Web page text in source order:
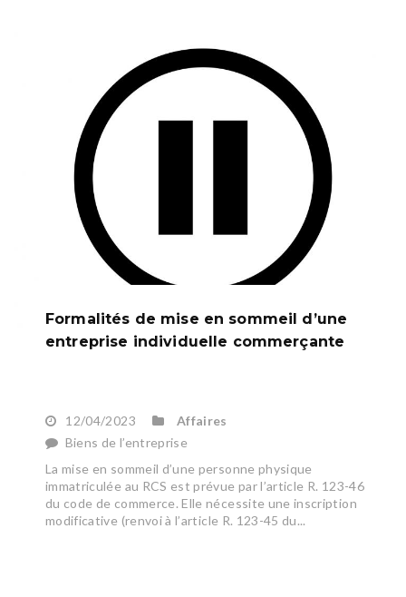
Formalités de mise en sommeil d’une
entreprise individuelle commerçante
12/04/2023
Affaires
Biens de l’entreprise
La mise en sommeil d’une personne physique
immatriculée au RCS est prévue par l’article R. 123-46
du code de commerce. Elle nécessite une inscription
modificative (renvoi à l’article R. 123-45 du...